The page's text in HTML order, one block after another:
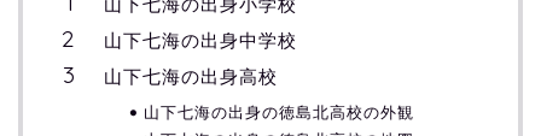
山下七海の出身中学校
山下七海の出身高校
山下七海の出身の徳島北高校の外観